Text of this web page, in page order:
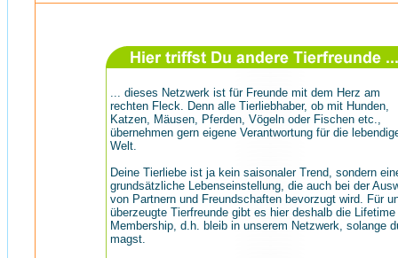
... dieses Netzwerk ist für Freunde mit dem Herz am
rechten Fleck. Denn alle Tierliebhaber, ob mit Hunden,
Katzen, Mäusen, Pferden, Vögeln oder Fischen etc.,
übernehmen gern eigene Verantwortung für die
Welt.
Deine Tierliebe ist ja kein saisonaler Trend, sondern
grundsätzliche Lebenseinstellung, die auch bei der
von Partnern und Freundschaften bevorzugt wird. Für
überzeugte Tierfreunde gibt es hier deshalb die Lifetime
Membership, d.h. bleib in unserem Netzwerk, solange
magst.